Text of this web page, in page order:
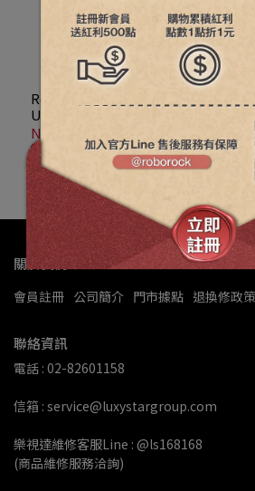
Roborock石頭科技 G20S
Ultra 、 Saros Z70 旋轉拖
布 4入
NT$895
加入購物車
20
2 Pro
關於我們
會員註冊 公司簡介 門市據點 退換修政策
聯絡資訊
電話 : 02-82601158
信箱 : service@luxystargroup.com
樂視達維修客服Line : @ls168168
(商品維修服務洽詢)